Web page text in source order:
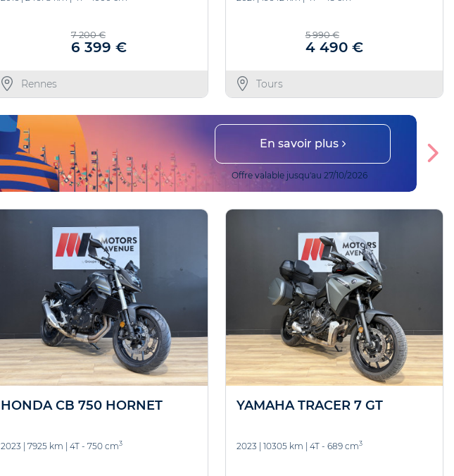
7 200 €
6 399 €
Rennes
5 990 €
4 490 €
Tours
En savoir plus
Offre valable jusqu'au 27/10/2026
HONDA CB 750 HORNET
2023 | 7925 km | 4T - 750 cm3
YAMAHA TRACER 7 GT
2023 | 10305 km | 4T - 689 cm3